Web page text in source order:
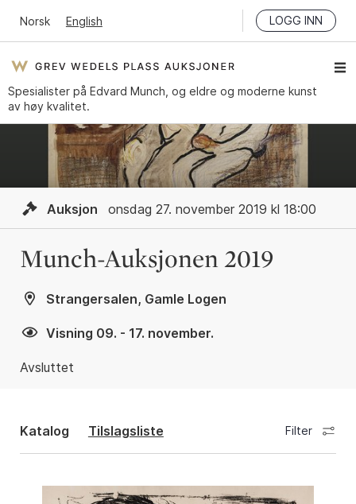
Norsk English LOGG INN
Spesialister på Edvard Munch, og eldre og moderne kunst
av høy kvalitet.
Auksjon onsdag 27. november 2019 kl 18:00
Munch-Auksjonen 2019
Strangersalen, Gamle Logen
Visning 09. - 17. november.
Avsluttet
Katalog Tilslagsliste Filter